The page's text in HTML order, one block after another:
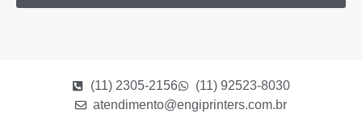
(11) 2305-2156
(11) 92523-8030
atendimento@engiprinters.com.br